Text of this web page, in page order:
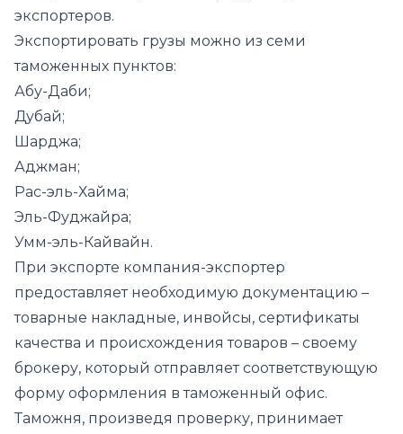
экспортеров.
Экспортировать грузы можно из семи
таможенных пунктов:
Абу-Даби;
Дубай;
Шарджа;
Аджман;
Рас-эль-Хайма;
Эль-Фуджайра;
Умм-эль-Кайвайн.
При экспорте компания-экспортер
предоставляет необходимую документацию –
товарные накладные, инвойсы, сертификаты
качества и происхождения товаров – своему
брокеру, который отправляет соответствующую
форму оформления в таможенный офис.
Таможня, произведя проверку, принимает